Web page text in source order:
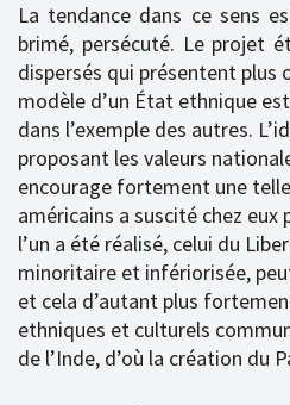
La tendance dans ce sens
brimé, persécuté. Le projet
dispersés qui présentent plus
modèle d’un État ethnique
dans l’exemple des autres.
proposant les valeurs
encourage fortement une
américains a suscité chez
l’un a été réalisé, celui du
minoritaire et infériorisée,
et cela d’autant plus
ethniques et culturels
de l’Inde, d’où la création du